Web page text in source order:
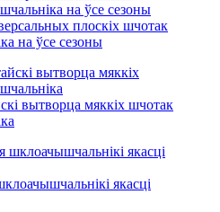
плоскіх шчотак
на ўсе сезоны
вытворца мяккіх шчотак
якасці